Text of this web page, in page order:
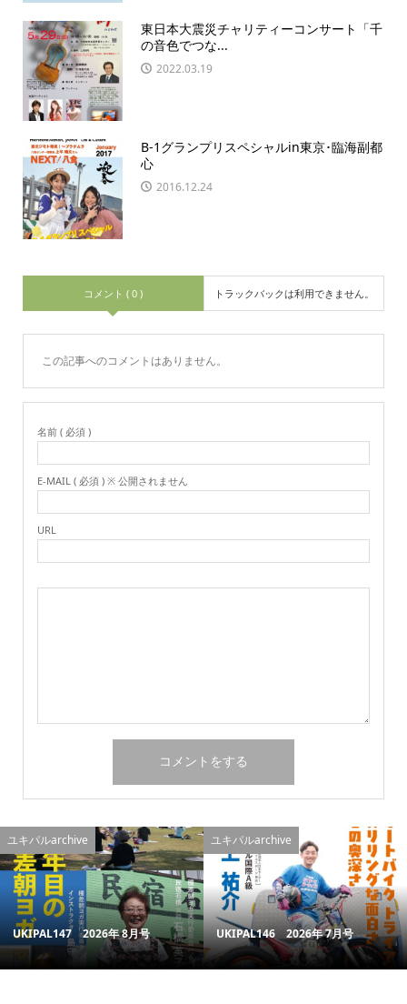
東日本大震災チャリティーコンサート「千
の音色でつな...
2022.03.19
B-1グランプリスペシャルin東京･臨海副都
心
2016.12.24
コメント ( 0 ) トラックバックは利用できません。
この記事へのコメントはありません。
名前 ( 必須 )
E-MAIL ( 必須 ) ※ 公開されません
URL
ユキパルarchive
UKIPAL147 2026年 8月号
ユキパルarchive
UKIPAL146 2026年 7月号